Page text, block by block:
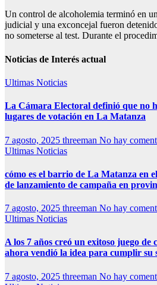
Un control de alcoholemia terminó en
judicial y una exconcejal fueron
no someterse al test. Durante el
Noticias de Interés actual
Ultimas Noticias
La Cámara Electoral definió que no
lugares de votación en La Matanza
7 agosto, 2025 threeman No hay
Ultimas Noticias
cómo es el barrio de La Matanza en
de lanzamiento de campaña en
7 agosto, 2025 threeman No hay
Ultimas Noticias
A los 7 años creó un exitoso juego de
ahora vendió la idea para cumplir su
7 agosto, 2025 threeman No hay